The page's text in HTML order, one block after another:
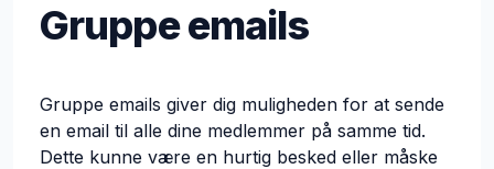
Gruppe emails
Gruppe emails giver dig muligheden for at sende
en email til alle dine medlemmer på samme tid.
Dette kunne være en hurtig besked eller måske